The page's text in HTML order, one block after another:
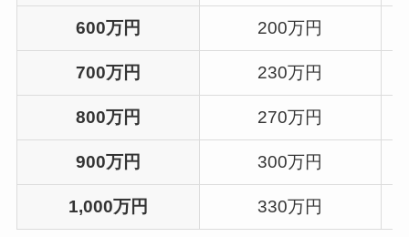
600万円 200万円
700万円 230万円
800万円 270万円
900万円 300万円
1,000万円 330万円